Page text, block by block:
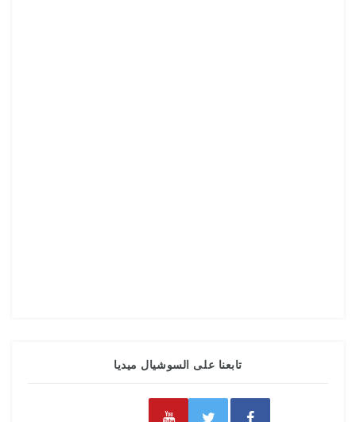
تابعنا على السوشيال ميديا